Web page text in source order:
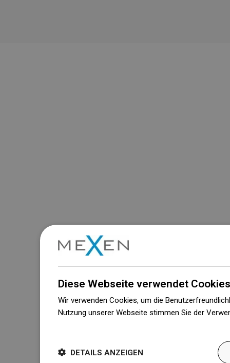
Diese Webseite verwendet
Wir verwenden Cookies, um die
Nutzung unserer Webseite stimmen Sie der
DETAILS ANZEIGEN